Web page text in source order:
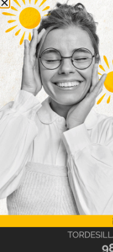
lúdico, musical y
días de verano más